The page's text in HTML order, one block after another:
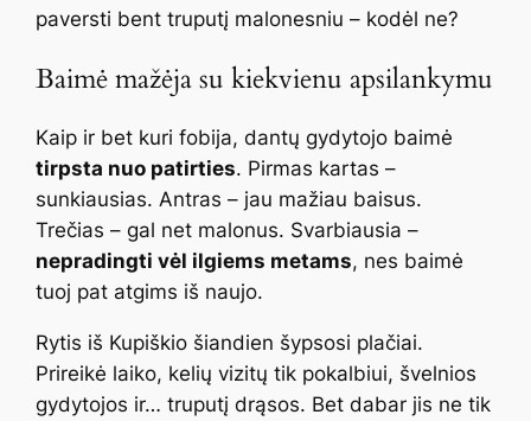
paversti bent truputį malonesniu – kodėl ne?
Baimė mažėja su kiekvienu apsilankymu
Kaip ir bet kuri fobija, dantų gydytojo baimė
tirpsta nuo patirties. Pirmas kartas –
sunkiausias. Antras – jau mažiau baisus.
Trečias – gal net malonus. Svarbiausia –
nepradingti vėl ilgiems metams, nes baimė
tuoj pat atgims iš naujo.
Rytis iš Kupiškio šiandien šypsosi plačiai.
Prireikė laiko, kelių vizitų tik pokalbiui, švelnios
gydytojos ir… truputį drąsos. Bet dabar jis ne tik